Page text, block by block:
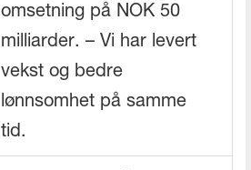
omsetning på NOK 50
milliarder. – Vi har levert
vekst og bedre
lønnsomhet på samme
tid.